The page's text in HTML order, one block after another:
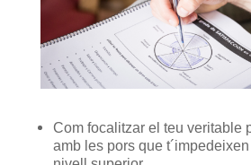
Com focalitzar el teu veritable
amb les pors que